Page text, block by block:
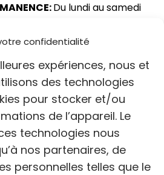
confidentialité
expériences, nous et
des technologies
pour stocker et/ou
de l’appareil. Le
technologies nous
nos partenaires, de
personnelles telles que le
Du lundi au samedi
le jeudi et le dimanche)
(tatouage ou puce
la stérilisation (sous
de base et nutrition.